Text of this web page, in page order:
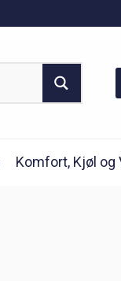
Komfort, Kjøl og